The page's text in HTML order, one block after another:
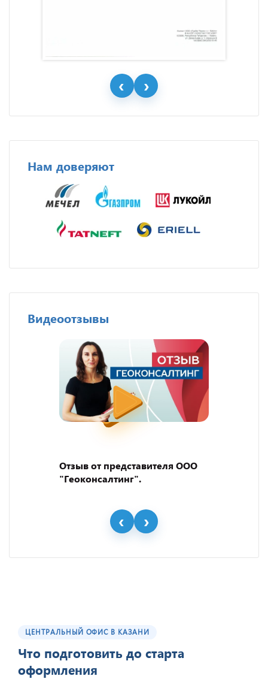
Нам доверяют
Видеоотзывы
Отзыв от представителя ООО
"Геоконсалтинг".
ЦЕНТРАЛЬНЫЙ ОФИС В КАЗАНИ
Что подготовить до старта
оформления